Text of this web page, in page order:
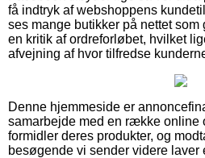
få indtryk af webshoppens
ses mange butikker på nettet
en kritik af ordreforløbet, hvilket
afvejning af hvor tilfredse
Denne hjemmeside er
samarbejde med en række online
formidler deres produkter, og
besøgende vi sender videre laver